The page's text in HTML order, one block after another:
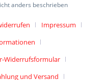
anders beschrieben
Impressum
Widerrufsformular
und Versand